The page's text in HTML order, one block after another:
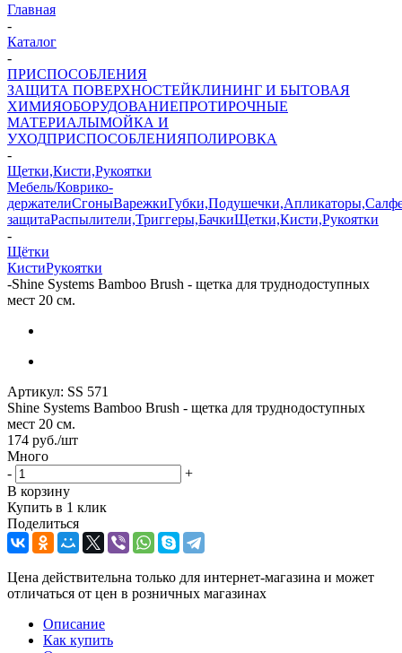
Главная
-
Каталог
-
ПРИСПОСОБЛЕНИЯ
ЗАЩИТА ПОВЕРХНОСТЕЙКЛИНИНГ И БЫТОВАЯ
ХИМИЯОБОРУДОВАНИЕПРОТИРОЧНЫЕ
МАТЕРИАЛЫМОЙКА И
УХОДПРИСПОСОБЛЕНИЯПОЛИРОВКА
-
Щетки,Кисти,Рукоятки
Мебель/Коврико-
держателиСгоныВарежки
защитаРаспылители,Триггеры,БачкиЩетки,Кисти,Рукоятки
-
Щётки
КистиРукоятки
-Shine Systems Bamboo Brush - щетка для труднодоступных
мест 20 см.
Артикул: SS 571
Shine Systems Bamboo Brush - щетка для труднодоступных
мест 20 см.
174 руб./шт
Много
-
+
В корзину
Купить в 1 клик
Поделиться
Цена действительна только для интернет-магазина и может
отличаться от цен в розничных магазинах
Описание
Как купить